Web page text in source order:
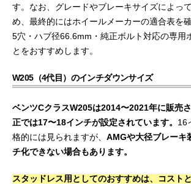
す。なお、グレードやブレーキサイズによっ
め、最終的にはホイールメーカーの適合表を
5穴・ハブ径66.6mm・純正ボルト対応の専用
とをおすすめします。
W205（4代目）のインチダウンサイズ
ベンツCクラスW205は2014〜2021年に販売
正では17〜18インチが設定されています。 16
格的には見られますが、 AMGや大径ブレーキ
チ化できない場合もあります。
スタッドレス用としてのおすすめは、コスト